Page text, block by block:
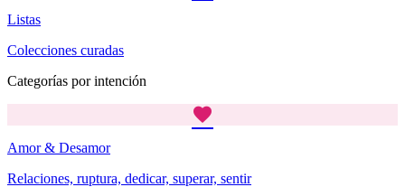
Listas
Colecciones curadas
Categorías por intención
favorite
Amor & Desamor
Relaciones, ruptura, dedicar, superar, sentir